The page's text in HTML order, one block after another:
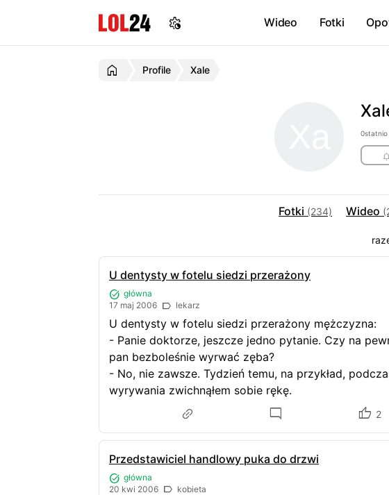
Wideo Fotki
Profile Xale
0statnio
Fotki (234) Wideo
U dentysty w fotelu siedzi przerażony
główna
17 maj 2006
lekarz
U dentysty w fotelu siedzi przerażony mężczyzna:
- Panie doktorze, jeszcze jedno pytanie. Czy na
pan bezboleśnie wyrwać zęba?
- No, nie zawsze. Tydzień temu, na przykład,
wyrywania zwichnąłem sobie rękę.
2
Przedstawiciel handlowy puka do drzwi
główna
20 kwi 2006
kobieta